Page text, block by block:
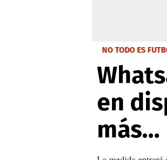
NO TODO ES
en
más...